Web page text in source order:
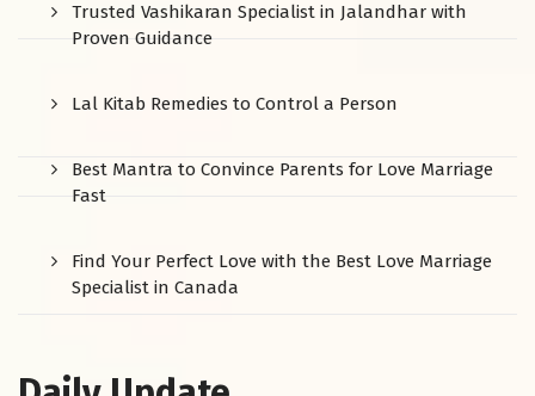
Trusted Vashikaran Specialist in Jalandhar with
Proven Guidance
Lal Kitab Remedies to Control a Person
Best Mantra to Convince Parents for Love Marriage
Fast
Find Your Perfect Love with the Best Love Marriage
Specialist in Canada